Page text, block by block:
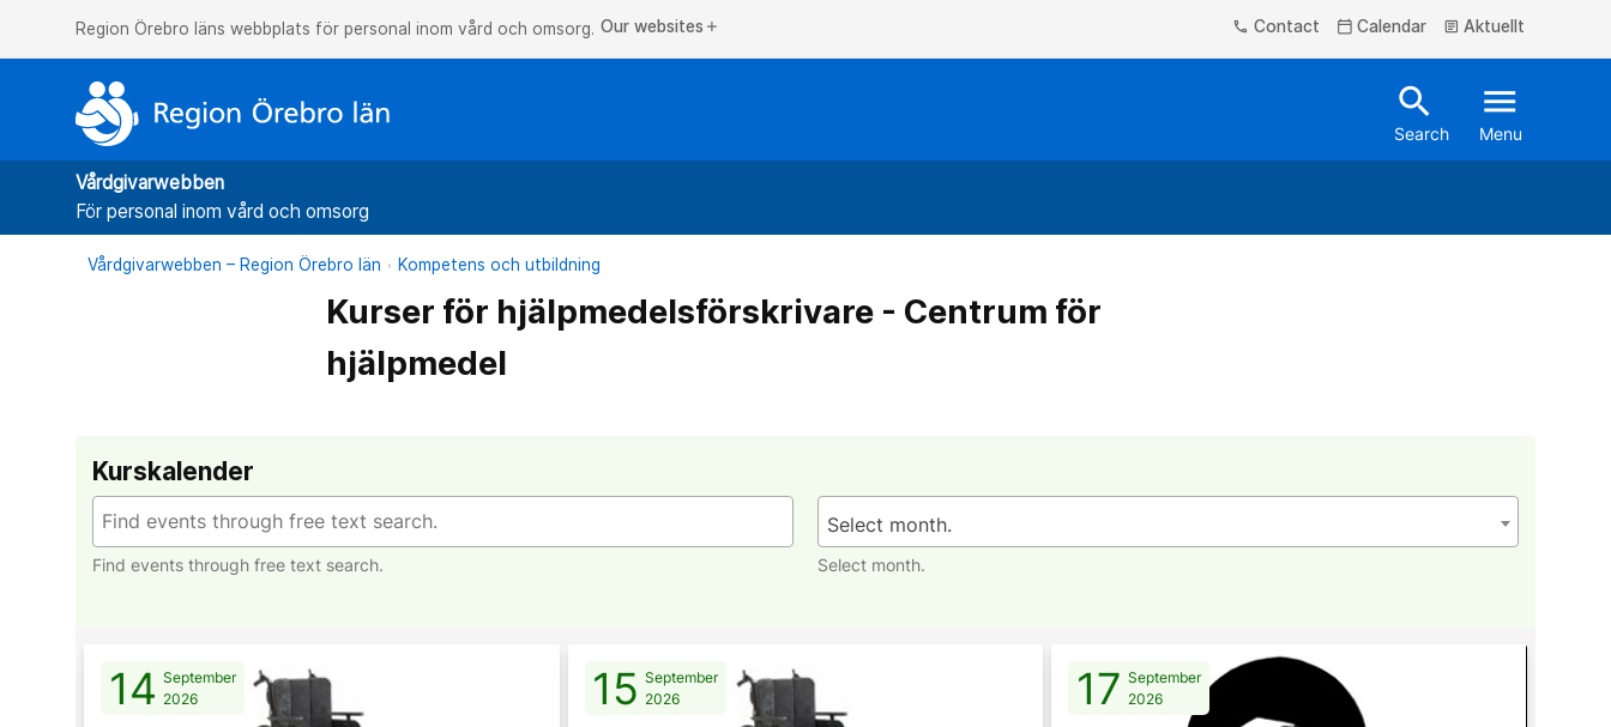
Region Örebro läns webbplats för personal inom vård och omsorg. Our websites add phone Contact calendar_today Calendar article Aktuellt
search
Search
menu
Menu
Vårdgivarwebben
För personal inom vård och omsorg
Vårdgivarwebben – Region Örebro län Kompetens och utbildning
Kurser för hjälpmedelsförskrivare - Centrum för
hjälpmedel
Kurskalender
Find events through free text search.
Select month.
Select month.
14 September
2026
15 September
2026
17 September
2026